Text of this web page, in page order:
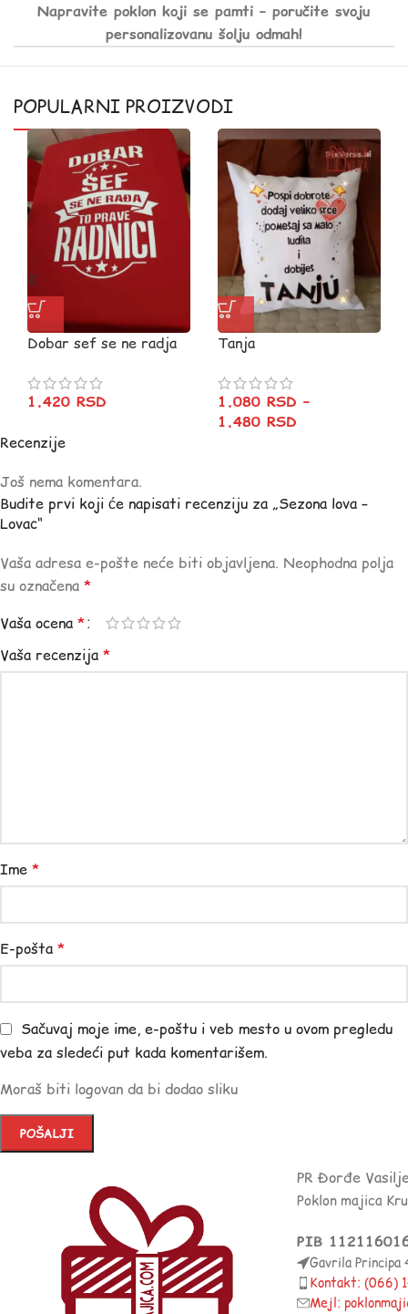
Napravite poklon koji se pamti – poručite svoju
personalizovanu šolju odmah!
POPULARNI PROIZVODI
Dobar sef se ne radja
1.420 RSD
Tanja
1.080 RSD –
1.480 RSD
Recenzije
Još nema komentara.
Budite prvi koji će napisati recenziju za „Sezona lova –
Lovac“
Vaša adresa e-pošte neće biti objavljena. Neophodna polja
su označena *
Vaša ocena *
Vaša recenzija *
Ime *
E-pošta *
Sačuvaj moje ime, e-poštu i veb mesto u ovom pregledu
veba za sledeći put kada komentarišem.
Moraš biti logovan da bi dodao sliku
PR Đorđe
Poklon majica
PIB
Gavrila Principa
Kontakt: (066)
Mejl: